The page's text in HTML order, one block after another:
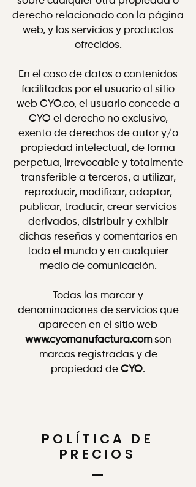
derecho relacionado con la página
web, y los servicios y productos
ofrecidos.
En el caso de datos o contenidos
facilitados por el usuario al sitio
web CYO.co, el usuario concede a
CYO el derecho no exclusivo,
exento de derechos de autor y/o
propiedad intelectual, de forma
perpetua, irrevocable y totalmente
transferible a terceros, a utilizar,
reproducir, modificar, adaptar,
publicar, traducir, crear servicios
derivados, distribuir y exhibir
dichas reseñas y comentarios en
todo el mundo y en cualquier
medio de comunicación.
Todas las marcar y
denominaciones de servicios que
aparecen en el sitio web
www.cyomanufactura.comson
marcas registradas y de
propiedad de CYO.
POLÍTICA DE
PRECIOS